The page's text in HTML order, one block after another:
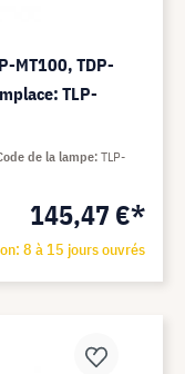
MT100, TDP-
TLP-
145,47 €*
8 à 15 jours ouvrés
de la lampe TLP-